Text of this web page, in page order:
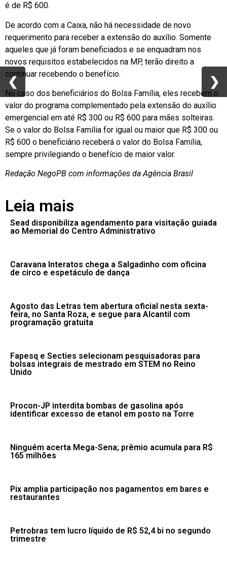
é de R$ 600.
De acordo com a Caixa, não há necessidade de novo
requerimento para receber a extensão do auxílio. Somente
aqueles que já foram beneficiados e se enquadram nos
novos requisitos estabelecidos na MP, terão direito a
continuar recebendo o benefício.
No caso dos beneficiários do Bolsa Família, eles recebem o
valor do programa complementado pela extensão do auxílio
emergencial em até R$ 300 ou R$ 600 para mães solteiras.
Se o valor do Bolsa Família for igual ou maior que R$ 300 ou
R$ 600 o beneficiário receberá o valor do Bolsa Família,
sempre privilegiando o benefício de maior valor.
Redação NegoPB com informações da Agência Brasil
Leia mais
Sead disponibiliza agendamento para visitação guiada
ao Memorial do Centro Administrativo
Caravana Interatos chega a Salgadinho com oficina
de circo e espetáculo de dança
Agosto das Letras tem abertura oficial nesta sexta-
feira, no Santa Roza, e segue para Alcantil com
programação gratuita
Fapesq e Secties selecionam pesquisadoras para
bolsas integrais de mestrado em STEM no Reino
Unido
Procon-JP interdita bombas de gasolina após
identificar excesso de etanol em posto na Torre
Ninguém acerta Mega-Sena; prêmio acumula para R$
165 milhões
Pix amplia participação nos pagamentos em bares e
restaurantes
Petrobras tem lucro líquido de R$ 52,4 bi no segundo
trimestre
❮ ❯
❮ ❯